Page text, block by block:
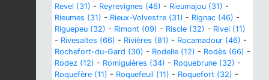
Revel (31) - Reyrevignes (46) - Rieumajou (31) -
Rieumes (31) - Rieux-Volvestre (31) - Rignac (46) -
Riguepeu (32) - Rimont (09) - Riscle (32) - Rivel (11)
- Rivesaltes (66) - Rivières (81) - Rocamadour (46) -
Rochefort-du-Gard (30) - Rodelle (12) - Rodès (66) -
Rodez (12) - Romiguières (34) - Roquebrune (32) -
Roquefère (11) - Roquefeuil (11) - Roquefort (32) -